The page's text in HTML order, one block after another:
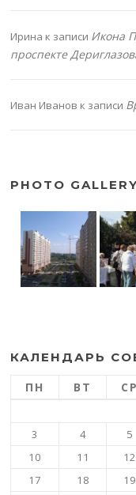
Ирина к записи Икона
проспекте
Иван Иванов к записи
PHOTO
КАЛЕНДАРЬ
ПН ВТ СР
3
4 5
10
11 12
17
18 19